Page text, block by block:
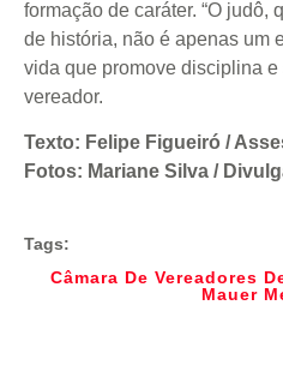
formação de caráter. “O judô,
de história, não é apenas um
vida que promove disciplina e
vereador.
Texto: Felipe Figueiró /
Fotos: Mariane Silva /
Tags:
Câmara De Vereadores
Mauer